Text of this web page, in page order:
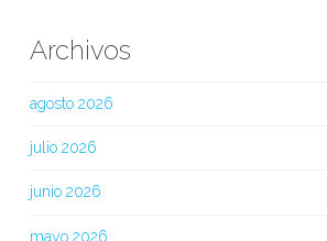
Archivos
agosto 2026
julio 2026
junio 2026
mayo 2026